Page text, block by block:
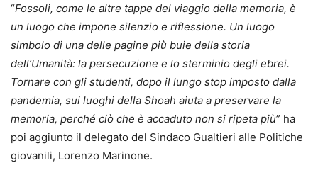
“Fossoli, come le altre tappe del viaggio della memoria, è
un luogo che impone silenzio e riflessione. Un luogo
simbolo di una delle pagine più buie della storia
dell’Umanità: la persecuzione e lo sterminio degli ebrei.
Tornare con gli studenti, dopo il lungo stop imposto dalla
pandemia, sui luoghi della Shoah aiuta a preservare la
memoria, perché ciò che è accaduto non si ripeta più” ha
poi aggiunto il delegato del Sindaco Gualtieri alle Politiche
giovanili, Lorenzo Marinone.